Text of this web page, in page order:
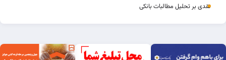
نقدی بر تحلیل مطالبات بانکی